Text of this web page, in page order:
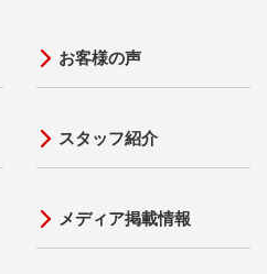
お客様の声
スタッフ紹介
メディア掲載情報